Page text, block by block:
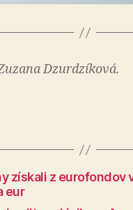
Dzurdzíková.
získali z eurofondov
eur